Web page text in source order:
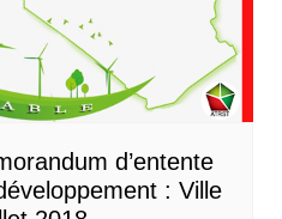
d’entente
: Ville